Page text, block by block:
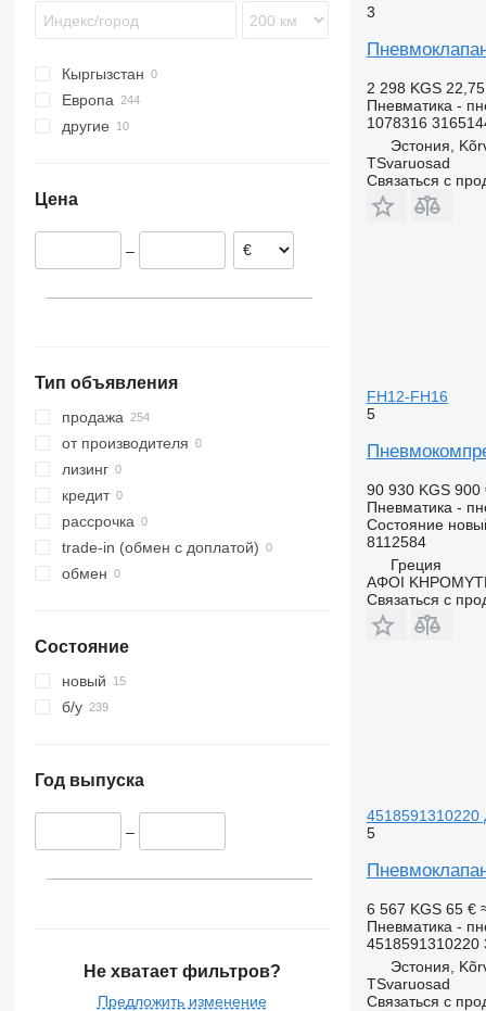
FH16
FH 500
FL7
FL12
FL240
FL 280
FM7
FM11
FM12
FM13
FMX
VNL
Кыргызстан
Европа
Эстония
Румыния
Нидерланды
другие
Цена
–
Тип объявления
продажа
от производителя
лизинг
кредит
рассрочка
trade-in (обмен с доплатой)
обмен
Состояние
новый
б/у
Год выпуска
–
Не хватает фильтров?
Предложить изменение
3
2 298 KGS
Пневматика -
1078316
Эстония,
TSvaruosad
Связаться с
FH12-FH16
5
90 930 KGS 900
Пневматика -
Состояние
8112584
Греция
ΑΦΟΙ
Связаться с
4518591310220
5
6 567 KGS 65 €
Пневматика -
4518591310220
Эстония,
TSvaruosad
Связаться с